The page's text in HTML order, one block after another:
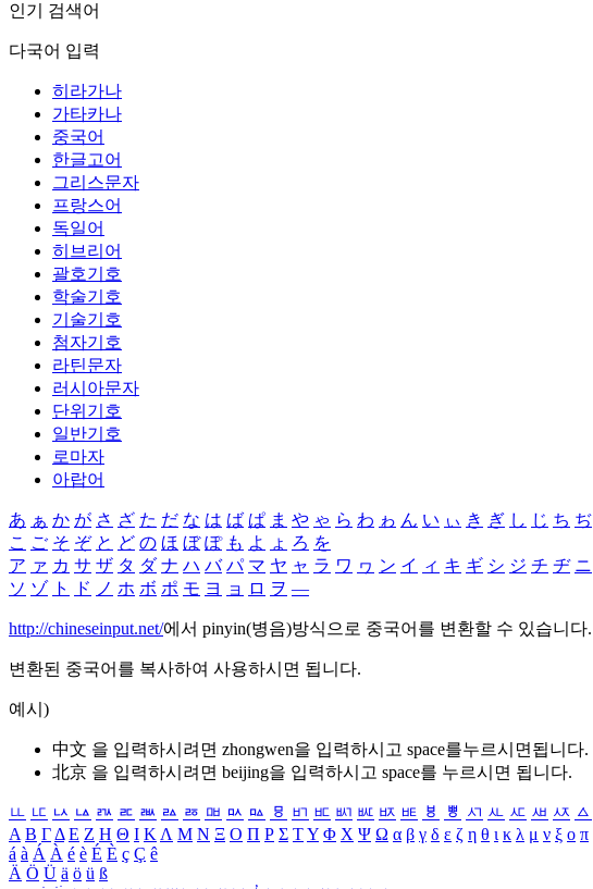
인기 검색어
다국어 입력
히라가나
가타카나
중국어
한글고어
그리스문자
프랑스어
독일어
히브리어
괄호기호
학술기호
기술기호
첨자기호
라틴문자
러시아문자
단위기호
일반기호
로마자
아랍어
あ ぁ か が さ ざ た だ な は ば ぱ ま や ゃ ら わ ゎ ん い ぃ き ぎ し じ ち ぢ
こ ご そ ぞ と ど の ほ ぼ ぽ も よ ょ ろ を
ア ァ カ サ ザ タ ダ ナ ハ バ パ マ ヤ ャ ラ ワ ヮ ン イ ィ キ ギ シ ジ チ ヂ ニ
ソ ゾ ト ド ノ ホ ボ ポ モ ヨ ョ ロ ヲ ―
http://chineseinput.net/에서 pinyin(병음)방식으로 중국어를 변환할 수 있습니다.
변환된 중국어를 복사하여 사용하시면 됩니다.
예시)
中文 을 입력하시려면 zhongwen을 입력하시고 space를누르시면됩니다.
北京 을 입력하시려면 beijing을 입력하시고 space를 누르시면 됩니다.
ㅥ ㅦ ㅧ ㅨ ㅩ ㅪ ㅫ ㅬ ㅭ ㅮ ㅯ ㅰ ㅱ ㅲ ㅳ ㅴ ㅵ ㅶ ㅷ ㅸ ㅹ ㅺ ㅻ ㅼ ㅽ ㅾ ㅿ
Α Β ΓΔ Ε Ζ Η Θ Ι ΚΛ Μ Ν Ξ Ο Π Ρ Σ ΤΥ Φ Χ Ψ Ω α β γ δ ε ζ η θ ι κ λ μ ν ξ ο π
á à Á À é è É È ç Ç ê
Ä Ö Ü ä ö ü ß